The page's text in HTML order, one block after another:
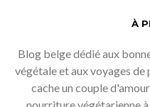
À
Blog belge dédié aux
végétale et aux voyages
cache un couple